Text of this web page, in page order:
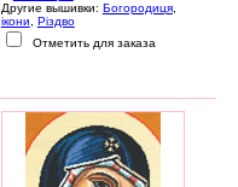
Другие вышивки: Богородиця,
ікони
Різдво
Отметить для заказа